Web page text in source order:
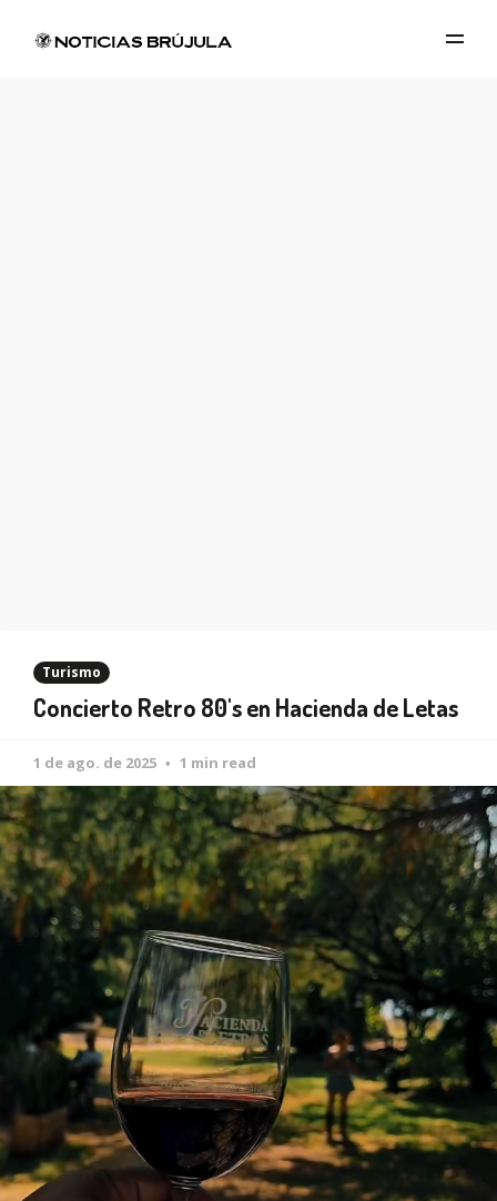
Turismo
Concierto Retro 80's en Hacienda de Letas
1 de ago. de 2025 1 min read